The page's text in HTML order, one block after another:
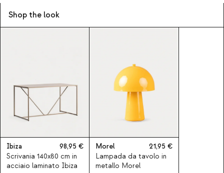
Shop the look
Ibiza
98,95
Scrivania 140x80 cm in
acciaio laminato Ibiza
Morel
21,95
Lampada da tavolo in
metallo Morel